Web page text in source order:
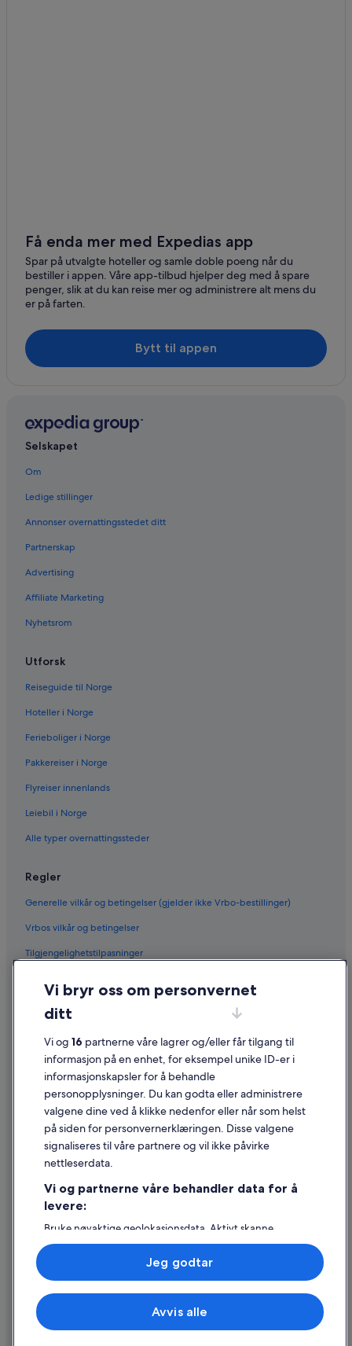
Få enda mer med Expedias app
Spar på utvalgte hoteller og samle doble poeng når du
bestiller i appen. Våre app-tilbud hjelper deg med å spare
penger, slik at du kan reise mer og administrere alt mens du
er på farten.
Bytt til appen
Selskapet
Om
Ledige stillinger
Annonser overnattingsstedet ditt
Partnerskap
Advertising
Affiliate Marketing
Nyhetsrom
Utforsk
Reiseguide til Norge
Hoteller i Norge
Ferieboliger i Norge
Pakkereiser i Norge
Flyreiser innenlands
Leiebil i Norge
Alle typer overnattingssteder
Regler
Generelle vilkår og betingelser (gjelder ikke Vrbo-bestillinger)
Vrbos vilkår og betingelser
Tilgjengelighetstilpasninger
Juridisk informasjon / kontakt oss
Retningslinjer for innhold og rapportering av innhold
Hjelp
Kontakt oss
Avbestille eller endre bestillingen
Refusjonsprosessen og tidsrammer for refusjon
Internasjonale reisedokumenter
© 2026 Expedia, Inc., et Expedia Group-selskap. Med enerett. Expedia
og flylogoen er varemerker eller registrerte varemerker som tilhører
Vi bryr oss om personvernet
ditt
Vi og 16 partnerne våre lagrer og/eller får tilgang til
informasjon på en enhet, for eksempel unike ID-er i
informasjonskapsler for å behandle
personopplysninger. Du kan godta eller administrere
valgene dine ved å klikke nedenfor eller når som helst
på siden for personvernerklæringen. Disse valgene
signaliseres til våre partnere og vil ikke påvirke
nettleserdata.
Vi og partnerne våre behandler data for å
levere:
Bruke nøyaktige geolokasjonsdata. Aktivt skanne
enhetsegenskaper for identifikasjon. Lagre og/eller få
tilgang til informasjon på en enhet. Personlig tilpasset
annonsering og innhold, annonsering- og
innholdsmåling, publikumsundersøkelser og
tjenesteutvikling.
Liste over partnere (leverandører)
Avvis alle
Jeg godtar